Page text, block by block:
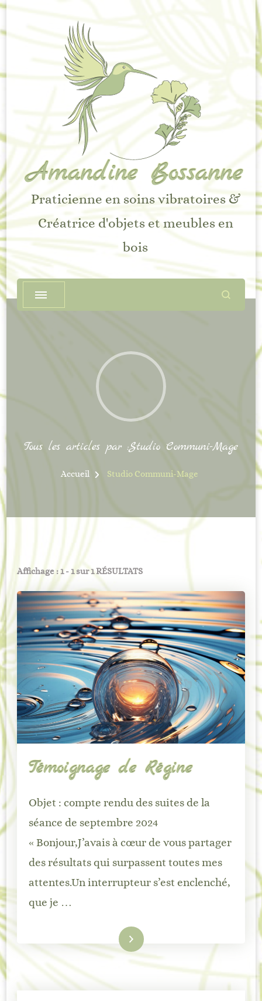
Amandine Bossanne
Praticienne en soins vibratoires &
Créatrice d'objets et meubles en
bois
Tous les articles par :Studio Communi-Mage
Accueil Studio Communi-Mage
Affichage : 1 - 1 sur 1 RÉSULTATS
Témoignage de Régine
Objet : compte rendu des suites de la
séance de septembre 2024
« Bonjour,J’avais à cœur de vous partager
des résultats qui surpassent toutes mes
attentes.Un interrupteur s’est enclenché,
que je …
Lire la suite